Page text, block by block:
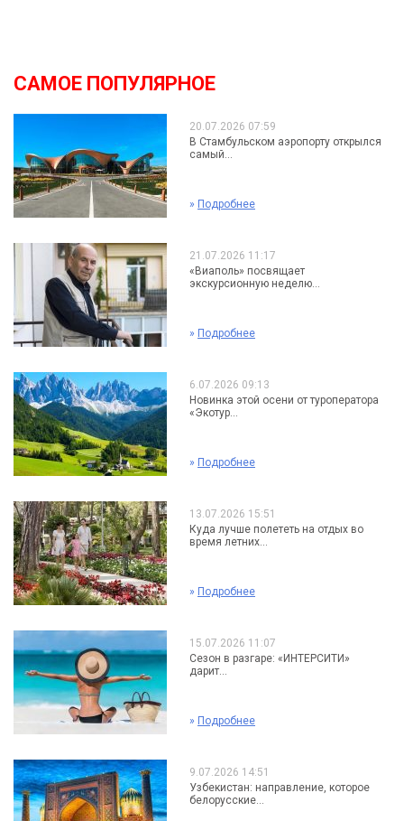
САМОЕ ПОПУЛЯРНОЕ
20.07.2026 07:59
В Стамбульском аэропорту открылся
самый...
» Подробнее
21.07.2026 11:17
«Виаполь» посвящает
экскурсионную неделю...
» Подробнее
6.07.2026 09:13
Новинка этой осени от туроператора
«Экотур...
» Подробнее
13.07.2026 15:51
Куда лучше полететь на отдых во
время летних...
» Подробнее
15.07.2026 11:07
Сезон в разгаре: «ИНТЕРСИТИ»
дарит...
» Подробнее
9.07.2026 14:51
Узбекистан: направление, которое
белорусские...